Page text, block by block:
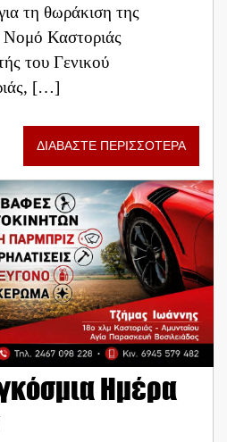
τη θωράκιση της
Νομό Καστοριάς
του Γενικού
[…]
ΔΙΑΒΑΣΤΕ ΠΕΡΙΣΣΟΤΕΡΑ
Ημέρα